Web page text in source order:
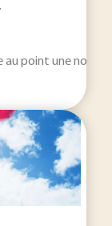
au point une